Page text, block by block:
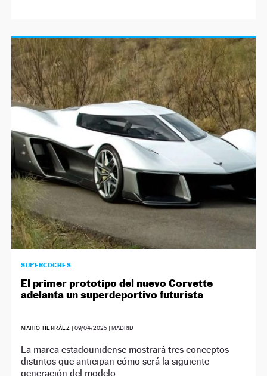
SUPERCOCHES
El primer prototipo del nuevo Corvette
adelanta un superdeportivo futurista
MARIO HERRÁEZ |09/04/2025 | MADRID
La marca estadounidense mostrará tres conceptos
distintos que anticipan cómo será la siguiente
generación del modelo.